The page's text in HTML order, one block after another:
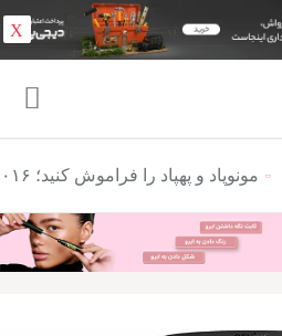
مونوپاد و پهپاد را فراموش کنید؛ ۲۰۱۶، سال VR است
X